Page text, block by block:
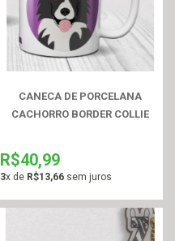
CANECA DE PORCELANA
CACHORRO BORDER COLLIE
R$40,99
3x de R$13,66 sem juros